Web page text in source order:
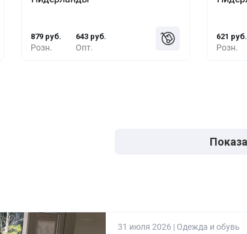
Розн.
879 руб.
Опт.
643 руб.
10+ -17%
Розн.
621 руб.
10+
31 июля 2026 | Одежда и обувь